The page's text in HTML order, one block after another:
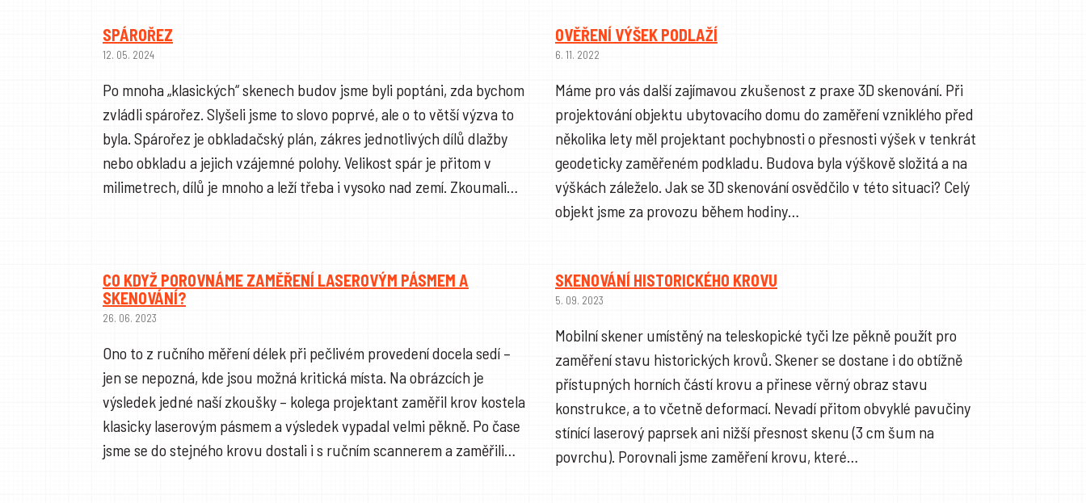
SPÁROŘEZ
12. 05. 2024
Po mnoha „klasických“ skenech budov jsme byli poptáni, zda bychom
zvládli spárořez. Slyšeli jsme to slovo poprvé, ale o to větší výzva to
byla. Spárořez je obkladačský plán, zákres jednotlivých dílů dlažby
nebo obkladu a jejich vzájemné polohy. Velikost spár je přitom v
milimetrech, dílů je mnoho a leží třeba i vysoko nad zemí. Zkoumali…
OVĚŘENÍ VÝŠEK PODLAŽÍ
6. 11. 2022
Máme pro vás další zajímavou zkušenost z praxe 3D skenování. Při
projektování objektu ubytovacího domu do zaměření vzniklého před
několika lety měl projektant pochybnosti o přesnosti výšek v tenkrát
geodeticky zaměřeném podkladu. Budova byla výškově složitá a na
výškách záleželo. Jak se 3D skenování osvědčilo v této situaci? Celý
objekt jsme za provozu během hodiny…
CO KDYŽ POROVNÁME ZAMĚŘENÍ LASEROVÝM PÁSMEM A
SKENOVÁNÍ?
26. 06. 2023
Ono to z ručního měření délek při pečlivém provedení docela sedí –
jen se nepozná, kde jsou možná kritická místa. Na obrázcích je
výsledek jedné naší zkoušky – kolega projektant zaměřil krov kostela
klasicky laserovým pásmem a výsledek vypadal velmi pěkně. Po čase
jsme se do stejného krovu dostali i s ručním scannerem a zaměřili…
SKENOVÁNÍ HISTORICKÉHO KROVU
5. 09. 2023
Mobilní skener umístěný na teleskopické tyči lze pěkně použít pro
zaměření stavu historických krovů. Skener se dostane i do obtížně
přístupných horních částí krovu a přinese věrný obraz stavu
konstrukce, a to včetně deformací. Nevadí přitom obvyklé pavučiny
stínící laserový paprsek ani nižší přesnost skenu (3 cm šum na
povrchu). Porovnali jsme zaměření krovu, které…